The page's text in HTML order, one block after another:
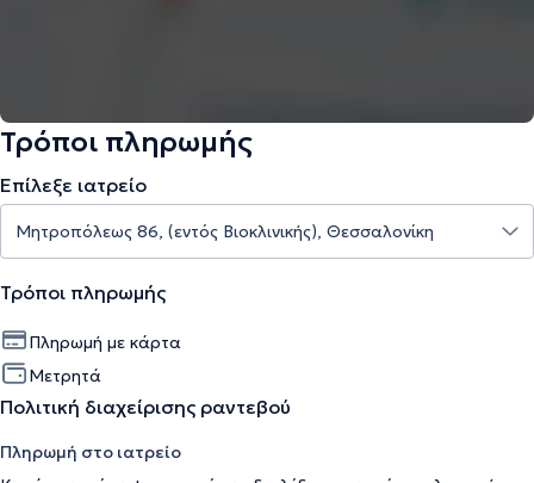
Τρόποι πληρωμής
Επίλεξε ιατρείο
Τρόποι πληρωμής
Πληρωμή με κάρτα
Μετρητά
Πολιτική διαχείρισης ραντεβού
Πληρωμή στο ιατρείο